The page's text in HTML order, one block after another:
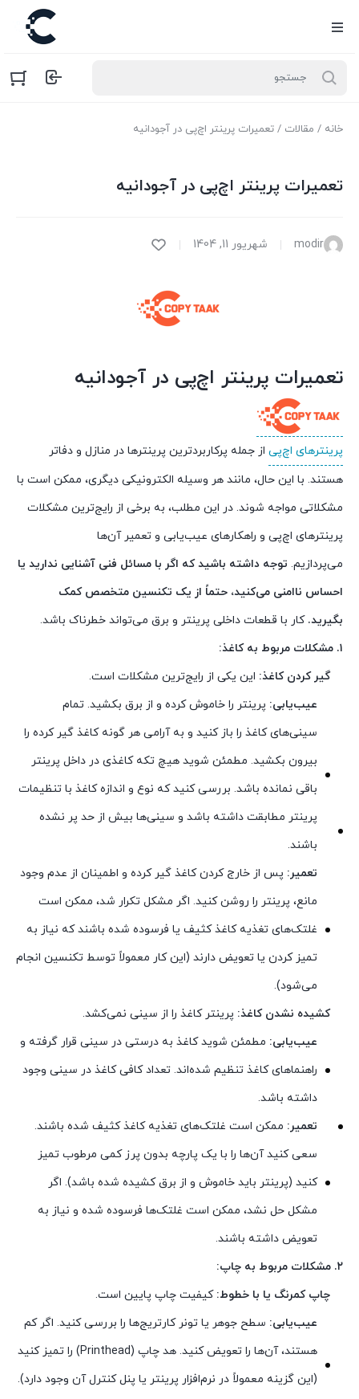
خانه / مقالات / تعمیرات پرینتر اچ‌پی در آجودانیه
تعمیرات پرینتر اچ‌پی در آجودانیه
modir شهریور 11, 1404
تعمیرات پرینتر اچ‌پی در آجودانیه
پرینترهای اچ‌پی از جمله پرکاربردترین پرینترها در منازل و دفاتر
هستند. با این حال، مانند هر وسیله الکترونیکی دیگری، ممکن است با
مشکلاتی مواجه شوند. در این مطلب، به برخی از رایج‌ترین مشکلات
پرینترهای اچ‌پی و راهکارهای عیب‌یابی و تعمیر آن‌ها
می‌پردازیم. توجه داشته باشید که اگر با مسائل فنی آشنایی ندارید یا
احساس ناامنی می‌کنید، حتماً از یک تکنسین متخصص کمک
بگیرید. کار با قطعات داخلی پرینتر و برق می‌تواند خطرناک باشد.
۱. مشکلات مربوط به کاغذ:
گیر کردن کاغذ: این یکی از رایج‌ترین مشکلات است.
عیب‌یابی: پرینتر را خاموش کرده و از برق بکشید. تمام
سینی‌های کاغذ را باز کنید و به آرامی هر گونه کاغذ گیر کرده را
بیرون بکشید. مطمئن شوید هیچ تکه کاغذی در داخل پرینتر
باقی نمانده باشد. بررسی کنید که نوع و اندازه کاغذ با تنظیمات
پرینتر مطابقت داشته باشد و سینی‌ها بیش از حد پر نشده
باشند.
تعمیر: پس از خارج کردن کاغذ گیر کرده و اطمینان از عدم وجود
مانع، پرینتر را روشن کنید. اگر مشکل تکرار شد، ممکن است
غلتک‌های تغذیه کاغذ کثیف یا فرسوده شده باشند که نیاز به
تمیز کردن یا تعویض دارند (این کار معمولاً توسط تکنسین انجام
می‌شود).
کشیده نشدن کاغذ: پرینتر کاغذ را از سینی نمی‌کشد.
عیب‌یابی: مطمئن شوید کاغذ به درستی در سینی قرار گرفته و
راهنماهای کاغذ تنظیم شده‌اند. تعداد کافی کاغذ در سینی وجود
داشته باشد.
تعمیر: ممکن است غلتک‌های تغذیه کاغذ کثیف شده باشند.
سعی کنید آن‌ها را با یک پارچه بدون پرز کمی مرطوب تمیز
کنید (پرینتر باید خاموش و از برق کشیده شده باشد). اگر
مشکل حل نشد، ممکن است غلتک‌ها فرسوده شده و نیاز به
تعویض داشته باشند.
۲. مشکلات مربوط به چاپ:
چاپ کمرنگ یا با خطوط: کیفیت چاپ پایین است.
عیب‌یابی: سطح جوهر یا تونر کارتریج‌ها را بررسی کنید. اگر کم
هستند، آن‌ها را تعویض کنید. هد چاپ (Printhead) را تمیز کنید
(این گزینه معمولاً در نرم‌افزار پرینتر یا پنل کنترل آن وجود دارد).